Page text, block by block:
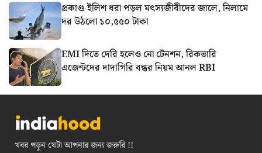
প্রকাণ্ড ইলিশ ধরা পড়ল মৎস্যজীবীদের জালে, নিলামে
দর উঠলো ১০,৫৫০ টাকা
EMI দিতে দেরি হলেও নো টেনশন, রিকভারি
এজেন্টদের দাদাগিরি বন্ধর নিয়ম আনল RBI
খবর পড়ুন যেটা আপনার জন্য জরুরি !!